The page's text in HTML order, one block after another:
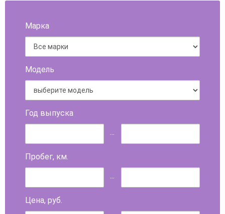
Марка
Модель
Год выпуска
...
Пробег, км.
...
Цена, руб.